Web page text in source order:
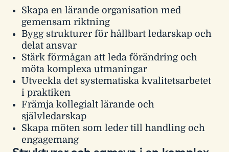
Skapa en lärande organisation med
gemensam riktning
Bygg strukturer för hållbart ledarskap och
delat ansvar
Stärk förmågan att leda förändring och
möta komplexa utmaningar
Utveckla det systematiska kvalitetsarbetet
i praktiken
Främja kollegialt lärande och
självledarskap
Skapa möten som leder till handling och
engagemang